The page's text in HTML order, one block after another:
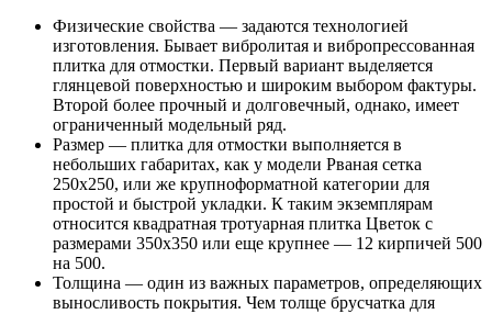
Физические свойства — задаются технологией
изготовления. Бывает вибролитая и вибропрессованная
плитка для отмостки. Первый вариант выделяется
глянцевой поверхностью и широким выбором фактуры.
Второй более прочный и долговечный, однако, имеет
ограниченный модельный ряд.
Размер — плитка для отмостки выполняется в
небольших габаритах, как у модели Рваная сетка
250х250, или же крупноформатной категории для
простой и быстрой укладки. К таким экземплярам
относится квадратная тротуарная плитка Цветок с
размерами 350х350 или еще крупнее — 12 кирпичей 500
на 500.
Толщина — один из важных параметров, определяющих
выносливость покрытия. Чем толще брусчатка для